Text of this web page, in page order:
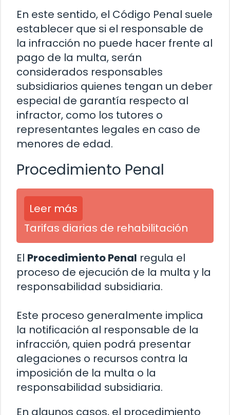
En este sentido, el Código Penal suele
establecer que si el responsable de
la infracción no puede hacer frente al
pago de la multa, serán
considerados responsables
subsidiarios quienes tengan un deber
especial de garantía respecto al
infractor, como los tutores o
representantes legales en caso de
menores de edad.
Procedimiento Penal
Leer más
Tarifas diarias de rehabilitación
El Procedimiento Penal regula el
proceso de ejecución de la multa y la
responsabilidad subsidiaria.
Este proceso generalmente implica
la notificación al responsable de la
infracción, quien podrá presentar
alegaciones o recursos contra la
imposición de la multa o la
responsabilidad subsidiaria.
En algunos casos, el procedimiento